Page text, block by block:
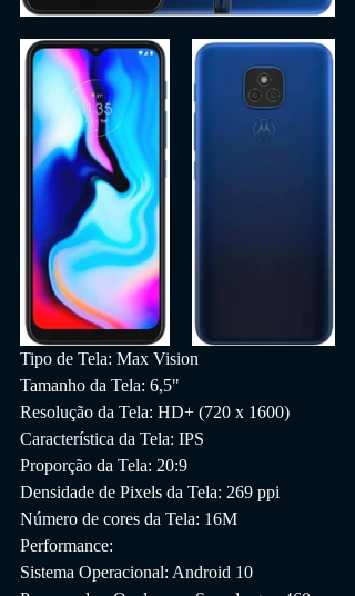
Tipo de Tela: Max Vision
Tamanho da Tela: 6,5"
Resolução da Tela: HD+ (720 x 1600)
Característica da Tela: IPS
Proporção da Tela: 20:9
Densidade de Pixels da Tela: 269 ppi
Número de cores da Tela: 16M
Performance:
Sistema Operacional: Android 10